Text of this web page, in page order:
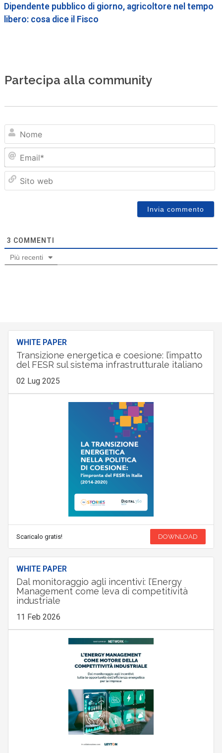
Dipendente pubblico di giorno, agricoltore nel tempo
libero: cosa dice il Fisco
Partecipa alla community
3 COMMENTI
Più recenti
WHITE PAPER
Transizione energetica e coesione: l’impatto
del FESR sul sistema infrastrutturale italiano
02 Lug 2025
Scaricalo gratis! DOWNLOAD
WHITE PAPER
Dal monitoraggio agli incentivi: l’Energy
Management come leva di competitività
industriale
11 Feb 2026